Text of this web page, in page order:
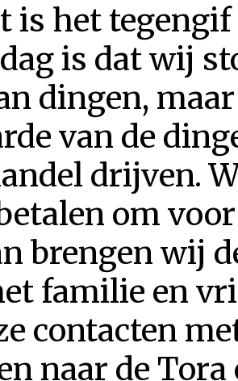
is het
is dat wij
dingen,
van de
drijven.
om
brengen wij
familie en
contacten
naar de